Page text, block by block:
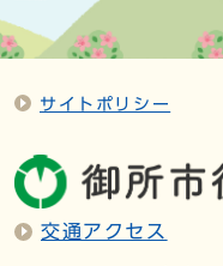
サイトポリシー
交通アクセス